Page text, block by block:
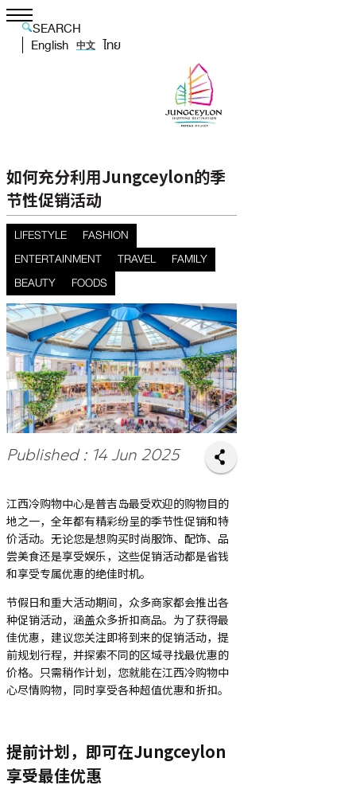
SEARCH
English
中文 ไทย
如何充分利用Jungceylon的季
节性促销活动
LIFESTYLE
FASHION
ENTERTAINMENT
TRAVEL
FAMILY
BEAUTY
FOODS
Published : 14 Jun 2025
江西冷购物中心是普吉岛最受欢迎的购物目的
地之一，全年都有精彩纷呈的季节性促销和特
价活动。无论您是想购买时尚服饰、配饰、品
尝美食还是享受娱乐，这些促销活动都是省钱
和享受专属优惠的绝佳时机。
节假日和重大活动期间，众多商家都会推出各
种促销活动，涵盖众多折扣商品。为了获得最
佳优惠，建议您关注即将到来的促销活动，提
前规划行程，并探索不同的区域寻找最优惠的
价格。只需稍作计划，您就能在江西冷购物中
心尽情购物，同时享受各种超值优惠和折扣。
提前计划，即可在Jungceylon
享受最佳优惠